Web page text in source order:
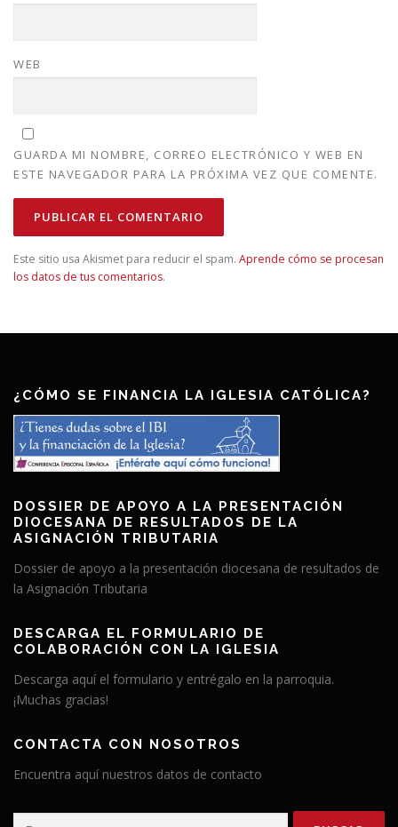
WEB
GUARDA MI NOMBRE, CORREO ELECTRÓNICO Y WEB EN
ESTE NAVEGADOR PARA LA PRÓXIMA VEZ QUE COMENTE.
Este sitio usa Akismet para reducir el spam. Aprende cómo se procesan
los datos de tus comentarios.
¿CÓMO SE FINANCIA LA IGLESIA CATÓLICA?
DOSSIER DE APOYO A LA PRESENTACIÓN
DIOCESANA DE RESULTADOS DE LA
ASIGNACIÓN TRIBUTARIA
Dossier de apoyo a la presentación diocesana de resultados de
la Asignación Tributaria
DESCARGA EL FORMULARIO DE
COLABORACIÓN CON LA IGLESIA
Descarga aquí el formulario y entrégalo en la parroquia.
¡Muchas gracias!
CONTACTA CON NOSOTROS
Encuentra aquí nuestros datos de contacto